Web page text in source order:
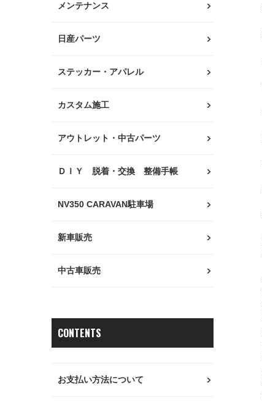
メンテナンス
日産パーツ
ステッカー・アパレル
カスタム施工
アウトレット・中古パーツ
ＤＩＹ 脱着・交換 整備手帳
NV350 CARAVAN駐車場
新車販売
中古車販売
CONTENTS
お支払い方法について